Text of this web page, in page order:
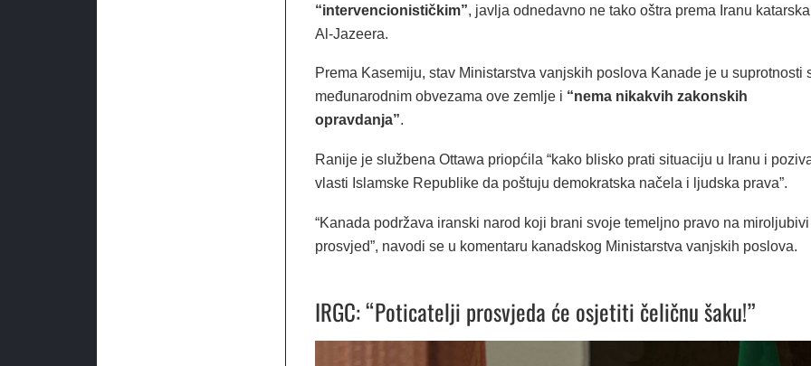
“intervencionističkim”, javlja odnedavno ne tako oštra prema Iranu katarska
Al-Jazeera.
Prema Kasemiju, stav Ministarstva vanjskih poslova Kanade je u suprotnosti
međunarodnim obvezama ove zemlje i “nema nikakvih zakonskih
opravdanja”.
Ranije je službena Ottawa priopćila “kako blisko prati situaciju u Iranu i
vlasti Islamske Republike da poštuju demokratska načela i ljudska prava”.
“Kanada podržava iranski narod koji brani svoje temeljno pravo na miroljubivi
prosvjed”, navodi se u komentaru kanadskog Ministarstva vanjskih poslova.
IRGC: “Poticatelji prosvjeda će osjetiti čeličnu šaku!”